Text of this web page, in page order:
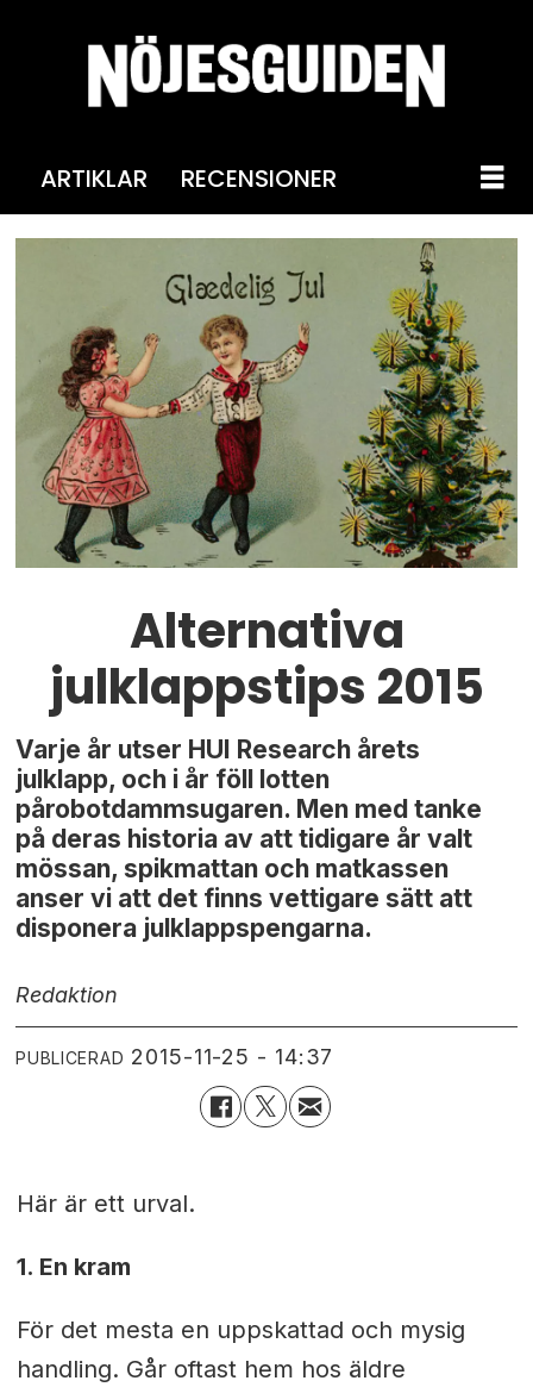
ARTIKLAR RECENSIONER
Alternativa
julklappstips 2015
Varje år utser HUI Research årets
julklapp, och i år föll lotten
pårobotdammsugaren. Men med tanke
på deras historia av att tidigare år valt
mössan, spikmattan och matkassen
anser vi att det finns vettigare sätt att
disponera julklappspengarna.
Redaktion
PUBLICERAD 2015-11-25 - 14:37
Här är ett urval.
1. En kram
För det mesta en uppskattad och mysig
handling. Går oftast hem hos äldre